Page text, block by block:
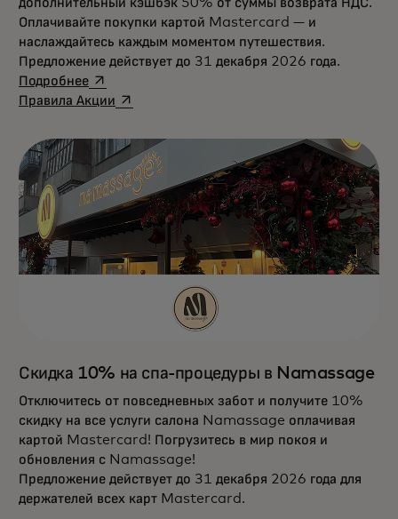
дополнительный кэшбэк 50% от суммы возврата НДС.
Оплачивайте покупки картой Mastercard — и
наслаждайтесь каждым моментом путешествия.
Предложение действует до 31 декабря 2026 года.
Подробнееopens in a new tab
Правила Акции opens in a new tab
Скидка 10% на спа-процедуры в Namassage
Отключитесь от повседневных забот и получите 10%
скидку на все услуги салона Namassage оплачивая
картой Mastercard! Погрузитесь в мир покоя и
обновления с Namassage!
Предложение действует до 31 декабря 2026 года для
держателей всех карт Mastercard.